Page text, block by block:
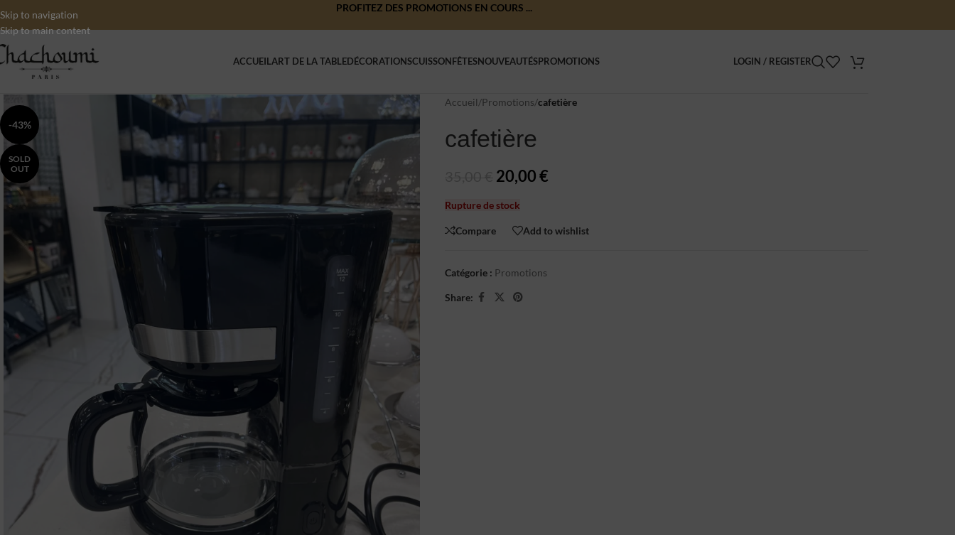
Skip to navigation
Skip to main content
PROFITEZ DES PROMOTIONS EN COURS ...
ACCUEILART DE LA TABLEDÉCORATIONSCUISSONFÊTESNOUVEAUTÉSPROMOTIONS LOGIN / REGISTER
-43%
SOLD
OUT
Accueil/Promotions/cafetière
cafetière
20,00€
Rupture de stock
Compare Add to wishlist
Catégorie : Promotions
Share: